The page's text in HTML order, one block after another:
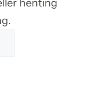
henting